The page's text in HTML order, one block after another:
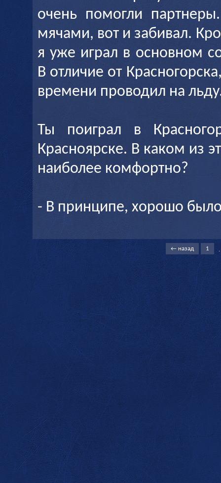
очень помогли
мячами, вот и забивал.
я уже играл в основном
В отличие от
времени проводил на
Ты поиграл в
Красноярске. В каком из
наиболее комфортно?
- В принципе, хорошо
← назад 1